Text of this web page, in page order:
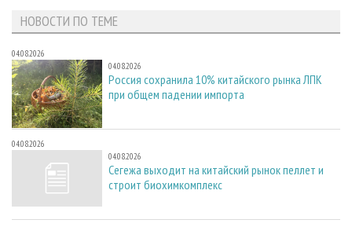
НОВОСТИ ПО ТЕМЕ
04.08.2026
04.08.2026
Россия сохранила 10% китайского рынка ЛПК
при общем падении импорта
04.08.2026
04.08.2026
Сегежа выходит на китайский рынок пеллет и
строит биохимкомплекс